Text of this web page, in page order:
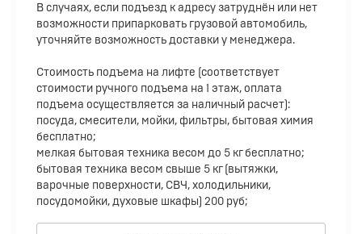
В случаях, если подъезд к адресу затруднён или нет
возможности припарковать грузовой автомобиль,
уточняйте возможность доставки у менеджера.
Стоимость подъема на лифте (соответствует
стоимости ручного подъема на 1 этаж, оплата
подъема осуществляется за наличный расчет):
посуда, смесители, мойки, фильтры, бытовая химия
бесплатно;
мелкая бытовая техника весом до 5 кг бесплатно;
бытовая техника весом свыше 5 кг (вытяжки,
варочные поверхности, СВЧ, холодильники,
посудомойки, духовые шкафы) 200 руб;